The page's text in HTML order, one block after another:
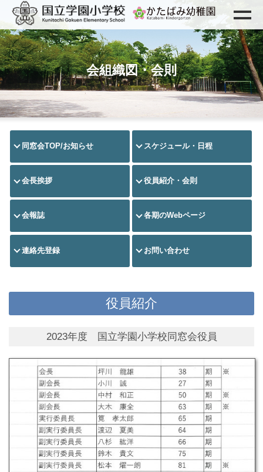
会組織図・会則
同窓会TOP/お知らせ スケジュール・日程
会長挨拶 役員紹介・会則
会報誌 各期のWebページ
連絡先登録 お問い合わせ
役員紹介
2023年度 国立学園小学校同窓会役員